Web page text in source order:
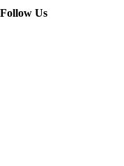
Follow Us